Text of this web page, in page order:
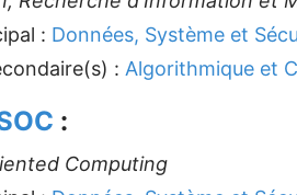
: Données, Système et
: Algorithmique et
:
Computing